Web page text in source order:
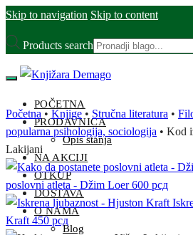
Skip to navigation Skip to content
Products search
POČETNA
PRODAVNICA
Opis stanja
NA AKCIJI
OTKUP
DOSTAVA
O NAMA
Blog
Početna • Knjige • Stručna literatura •
popularna psihologija, sociologija • Kod
Lakijani
poslovni atleta - Džim Loer 600 рсд
Kraft 450 рсд